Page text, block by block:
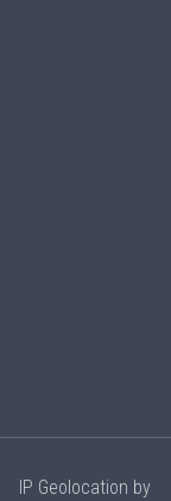
IP Geolocation by